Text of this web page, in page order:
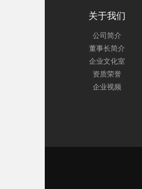
关于我们
公司简介
董事长简介
企业文化室
资质荣誉
企业视频